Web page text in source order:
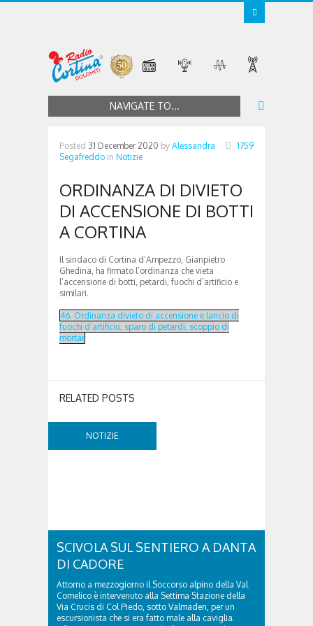
NAVIGATE TO...
Posted 31 December 2020 by Alessandra
Segafreddo in Notizie
1759
ORDINANZA DI DIVIETO
DI ACCENSIONE DI BOTTI
A CORTINA
Il sindaco di Cortina d’Ampezzo, Gianpietro
Ghedina, ha firmato l’ordinanza che vieta
l’accensione di botti, petardi, fuochi d’artificio e
similari.
46. Ordinanza divieto di accensione e lancio di
fuochi d’artificio, sparo di petardi, scoppio di
mortar
RELATED POSTS
NOTIZIE
SCIVOLA SUL SENTIERO A DANTA
DI CADORE
Attorno a mezzogiorno il Soccorso alpino della Val
Comelico è intervenuto alla Settima Stazione della
Via Crucis di Col Piedo, sotto Valmaden, per un
escursionista che si era fatto male alla caviglia.